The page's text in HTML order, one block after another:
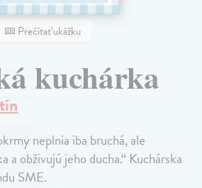
Prečítať ukážku
kuchárka
neplnia iba bruchá, ale
a obživujú jeho ducha.“ Kuchárska
SME.